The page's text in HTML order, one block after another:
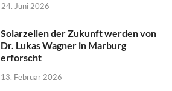
24. Juni 2026
Solarzellen der Zukunft werden von
Dr. Lukas Wagner in Marburg
erforscht
13. Februar 2026